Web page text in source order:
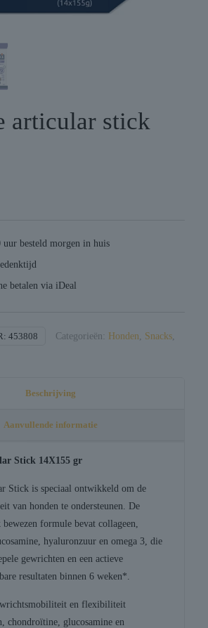
articular stick
uur besteld morgen in huis
betalen via iDeal
453808 Categorieën: Honden Snacks
Beschrijving
Aanvullende informatie
Stick 14X155 gr
Stick is speciaal ontwikkeld om de
van honden te ondersteunen. De
formule bevat collageen,
hyaluronzuur en omega 3, die
gewrichten en een actieve
resultaten binnen 6 weken*.
en flexibiliteit
chondroïtine, glucosamine en